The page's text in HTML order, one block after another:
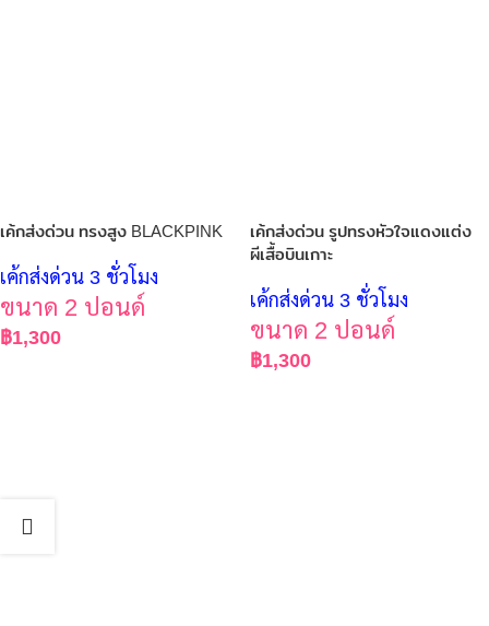
เค้กส่งด่วน ทรงสูง BLACKPINK
เค้กส่งด่วน 3 ชั่วโมง
ขนาด 2 ปอนด์
฿1,300
เค้กส่งด่วน รูปทรงหัวใจแดงแต่ง
ผีเสื้อบินเกาะ
เค้กส่งด่วน 3 ชั่วโมง
ขนาด 2 ปอนด์
฿1,300